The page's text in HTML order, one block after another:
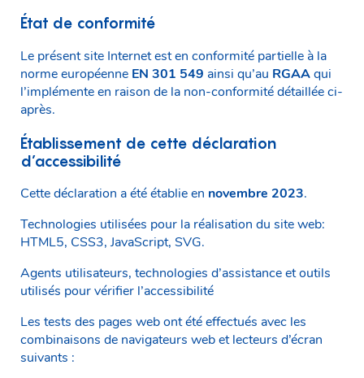
État de conformité
Le présent site Internet est en conformité partielle à la
norme européenne EN 301 549 ainsi qu’au RGAAqui
l’implémente en raison de la non-conformité détaillée ci-
après.
Établissement de cette déclaration
d’accessibilité
Cette déclaration a été établie en novembre 2023.
Technologies utilisées pour la réalisation du site web:
HTML5, CSS3, JavaScript, SVG.
Agents utilisateurs, technologies d’assistance et outils
utilisés pour vérifier l’accessibilité
Les tests des pages web ont été effectués avec les
combinaisons de navigateurs web et lecteurs d’écran
suivants :